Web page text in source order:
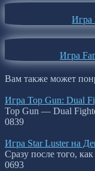
Игра
Игра
Вам также может
Игра Top Gun: Dual
Top Gun — Dual
0839
Игра Star Luster на
Сразу после того,
0693